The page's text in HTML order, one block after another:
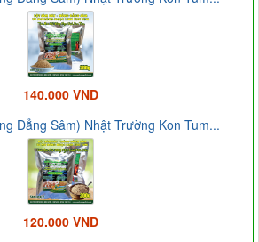
140.000 VND
Đẳng Sâm) Nhật Trường Kon Tum...
120.000 VND